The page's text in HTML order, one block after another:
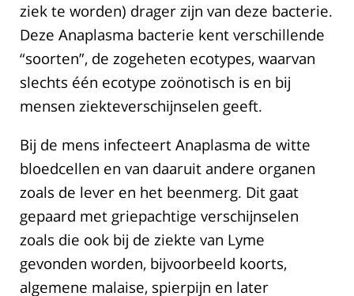
ziek te worden) drager zijn van deze bacterie.
Deze Anaplasma bacterie kent verschillende
“soorten”, de zogeheten ecotypes, waarvan
slechts één ecotype zoönotisch is en bij
mensen ziekteverschijnselen geeft.
Bij de mens infecteert Anaplasma de witte
bloedcellen en van daaruit andere organen
zoals de lever en het beenmerg. Dit gaat
gepaard met griepachtige verschijnselen
zoals die ook bij de ziekte van Lyme
gevonden worden, bijvoorbeeld koorts,
algemene malaise, spierpijn en later